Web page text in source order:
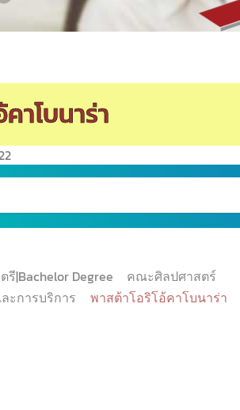
าโบนาร่า
|Bachelor Degree
คณะศิลปศาสตร์
ะการบริการ
พาสต้าโอริโอ้คาโบนาร่า